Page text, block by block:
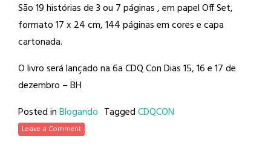
São 19 histórias de 3 ou 7 páginas , em papel Off Set,
formato 17 x 24 cm, 144 páginas em cores e capa
cartonada.
O livro será lançado na 6a CDQ Con Dias 15, 16 e 17 de
dezembro – BH
Posted inBlogando TaggedCDQCON
Leave a Comment